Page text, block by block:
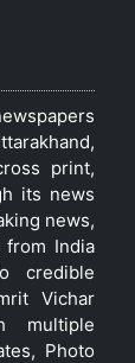
print,
its news
news,
from India
credible
Vichar
multiple
Photo